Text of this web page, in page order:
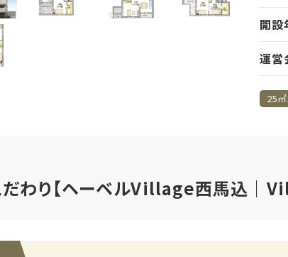
開設
運営
25
だわり【ヘーベルVillage西馬込｜